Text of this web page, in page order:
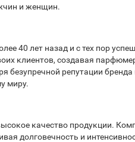
и женщин.
40 лет назад и с тех пор
клиентов, создавая
безупречной репутации
миру.
качество продукции.
долговечность и